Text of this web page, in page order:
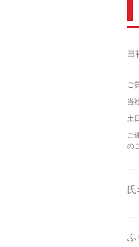
当
ご
当
土
ご
の
氏
ふ